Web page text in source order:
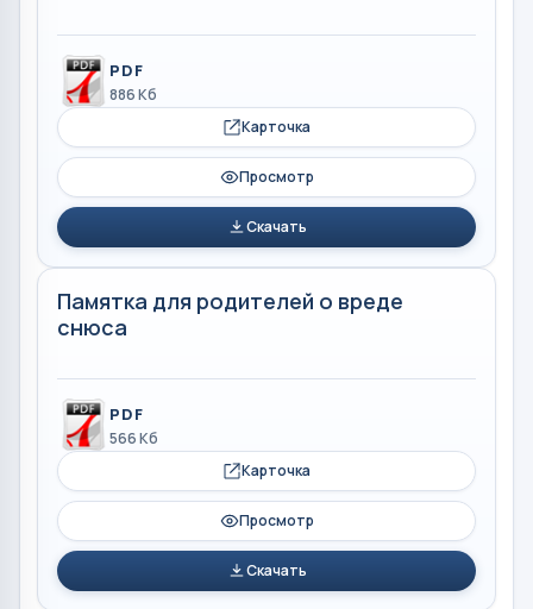
PDF
886 Кб
Карточка
Просмотр
Скачать
Памятка для родителей о вреде
снюса
PDF
566 Кб
Карточка
Просмотр
Скачать